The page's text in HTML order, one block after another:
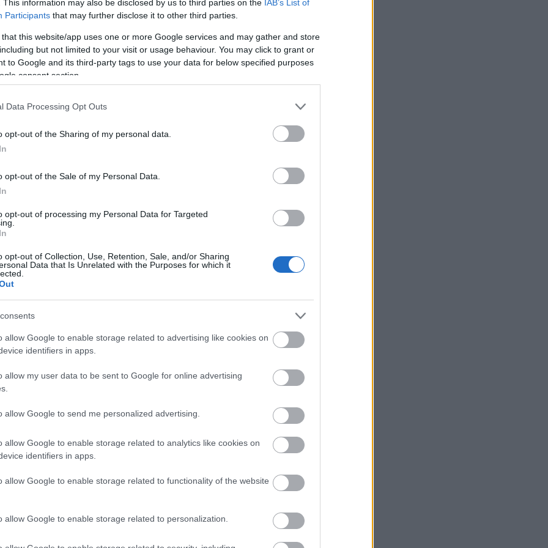
This information may also be disclosed by us to third parties on the IAB’s List of
Participants that may further disclose it to other third parties.
that this website/app uses one or more Google services and may gather and store
but not limited to your visit or usage behaviour. You may click to grant or
to Google and its third-party tags to use your data for below specified purposes
consent section.
Data Processing Opt Outs
opt-out of the Sharing of my personal data.
opt-out of the Sale of my Personal Data.
opt-out of processing my Personal Data for Targeted
opt-out of Collection, Use, Retention, Sale, and/or Sharing
Data that Is Unrelated with the Purposes for which it
allow Google to enable storage related to advertising like cookies on
identifiers in apps.
allow my user data to be sent to Google for online advertising
allow Google to send me personalized advertising.
allow Google to enable storage related to analytics like cookies on
identifiers in apps.
allow Google to enable storage related to functionality of the website
allow Google to enable storage related to personalization.
johdossa puolessavälissä ja sain 30 sekunnin eron
asti, Lundbäck kertoo kuuluisasta hiihdostaan, jossa
sekunnin erolla pronssiin.
Vasaloppet-sankari
kisojen aika. Nuo kisat ja Lundbäckin kova hiihto 50 km
penkkiurheilijalle. Samalla matkalla Juha
Reitillä oli pitkiä tasatyöntöosuuksia, mutta hyödynsin
Tuntuu hienolta, että kykenin voittamaan
sprinttihiihto ei kuitenkaan olisi sopinut minulle
Lundbäck naurahtaa.
voittamaan henkilökohtaisen kullan sekä MM- että
ovat Lundbäckin lisäksi Sven Utterström, Sixten
puolalainen Justyna Kowalczyk on saavuttanut tämän
alkoi toden teolla vajaa vuosi ennen h-hetkeä.
kokosi pitkän matkan hiihtoryhmää tarkoituksena
Itävallassa oli ensimmäinen kilpailumme. Reitti oli
oli yksi mäki. Iskin siihen, mutta minut saatiin kiinni
päätin pysyä pääjoukon mukana viimeiseen mäkeen
voittaja ja Lahden MM-kisojen 50 km
Eroa Lundbäckin ja Pierratin välillä oli kahdeksan
vuoden 1982 Vasaloppetissa, mutta hänet hylättiin
yhdistetään ikuisesti Vasaloppetiin. Osittain siksi, että